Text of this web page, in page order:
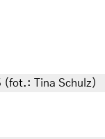
(fot.: Tina Schulz)